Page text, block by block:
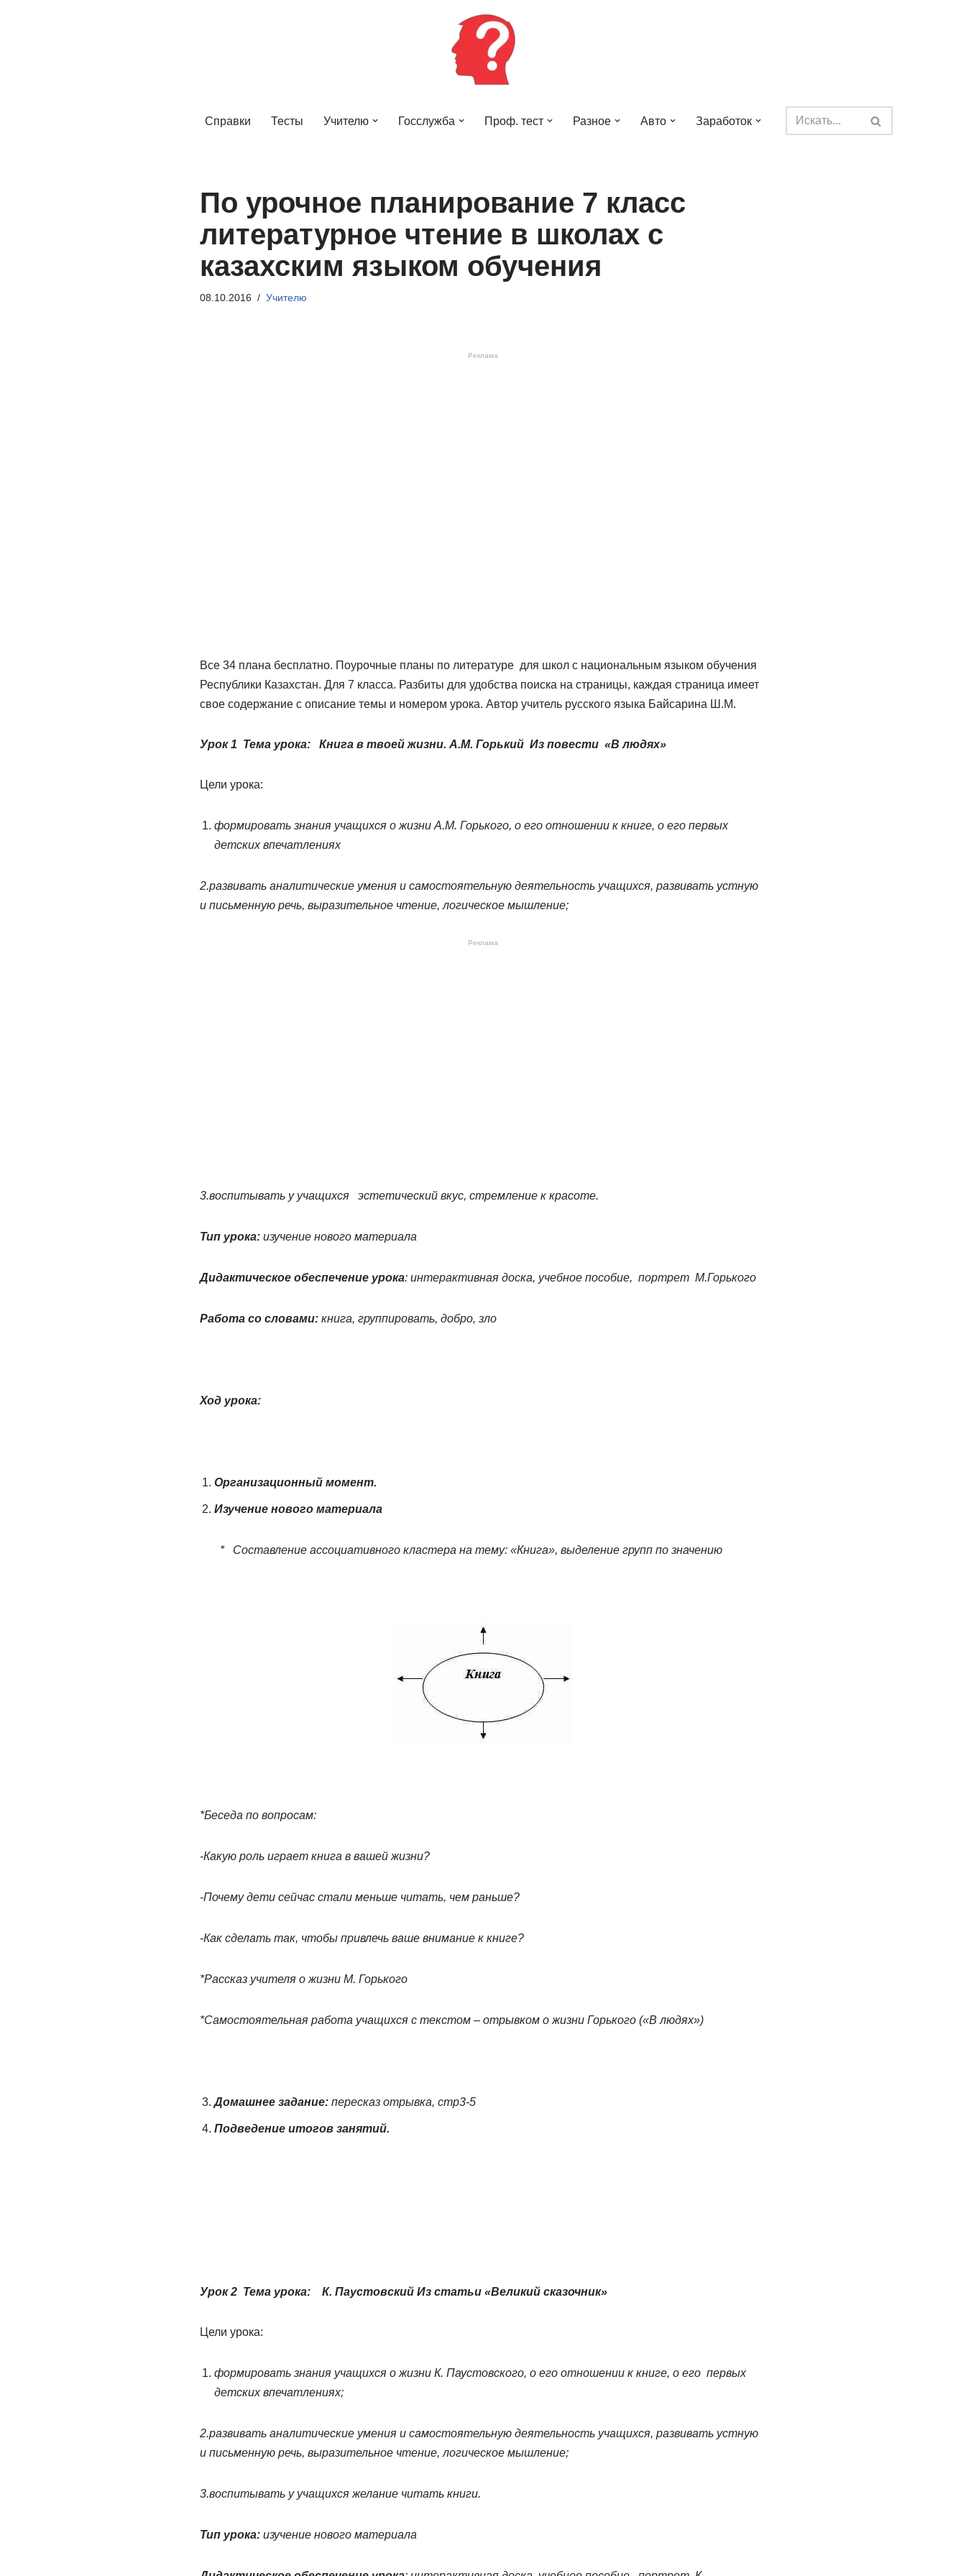
Справки Тесты Учителю Госслужба Проф. тест Разное Авто Заработок
По урочное планирование 7 класс
литературное чтение в школах с
казахским языком обучения
08.10.2016 Учителю
Реклама
Все 34 плана бесплатно. Поурочные планы по литературе для школ с национальным языком обучения
Республики Казахстан. Для 7 класса. Разбиты для удобства поиска на страницы, каждая страница имеет
свое содержание с описание темы и номером урока. Автор учитель русского языка Байсарина Ш.М.
Урок 1 Тема урока: Книга в твоей жизни. А.М. Горький Из повести «В людях»
Цели урока:
формировать знания учащихся о жизни А.М. Горького, о его отношении к книге, о его первых
детских впечатлениях
2.развивать аналитические умения и самостоятельную деятельность учащихся, развивать устную
и письменную речь, выразительное чтение, логическое мышление;
Реклама
3.воспитывать у учащихся эстетический вкус, стремление к красоте.
Тип урока:изучение нового материала
Дидактическое обеспечение урока: интерактивная доска, учебное пособие, портрет М.Горького
Работа со словами:книга, группировать, добро, зло
Ход урока:
Организационный момент.
Изучение нового материала
* Составление ассоциативного кластера на тему: «Книга», выделение групп по значению
*Беседа по вопросам:
-Какую роль играет книга в вашей жизни?
-Почему дети сейчас стали меньше читать, чем раньше?
-Как сделать так, чтобы привлечь ваше внимание к книге?
*Рассказ учителя о жизни М. Горького
*Самостоятельная работа учащихся с текстом – отрывком о жизни Горького («В людях»)
Домашнее задание: пересказ отрывка, стр3-5
Подведение итогов занятий.
Урок 2 Тема урока: К. Паустовский Из статьи «Великий сказочник»
Цели урока:
формировать знания учащихся о жизни К. Паустовского, о его отношении к книге, о его первых
детских впечатлениях;
2.развивать аналитические умения и самостоятельную деятельность учащихся, развивать устную
и письменную речь, выразительное чтение, логическое мышление;
3.воспитывать у учащихся желание читать книги.
Тип урока:изучение нового материала